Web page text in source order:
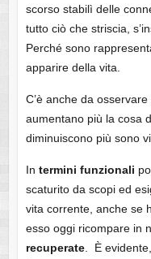
scorso stabilì delle
tutto ciò che striscia,
Perché sono
apparire della vita.
C’è anche da
aumentano più la cosa
diminuiscono più sono
In termini funzionali
scaturito da scopi ed
vita corrente, anche se
esso oggi ricompare in
recuperate. È